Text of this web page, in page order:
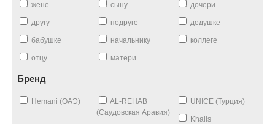
жене сыну дочери
другу подруге дедушке
бабушке начальнику коллеге
отцу матери
Бренд
Hemani (ОАЭ)
AL-REHAB
(Саудовская Аравия)
UNICE (Турция)
Khalis